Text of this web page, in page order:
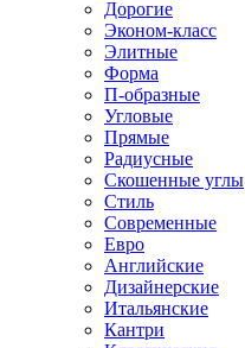
Дорогие
Эконом-класс
Элитные
Форма
П-образные
Угловые
Прямые
Радиусные
Скошенные углы
Стиль
Современные
Евро
Английские
Дизайнерские
Итальянские
Кантри